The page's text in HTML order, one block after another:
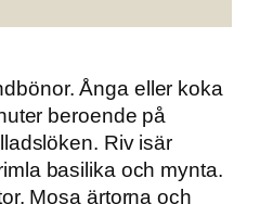
Ånga eller koka
beroende på
Riv isär
basilika och mynta.
Mosa ärtorna och